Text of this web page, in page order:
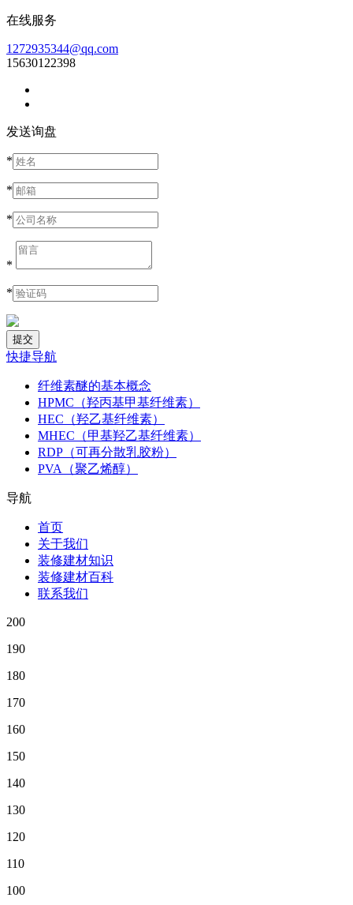
在线服务
1272935344@qq.com
15630122398
发送询盘
*
*
*
*
*
快捷导航
纤维素醚的基本概念
HPMC（羟丙基甲基纤维素）
HEC（羟乙基纤维素）
MHEC（甲基羟乙基纤维素）
RDP（可再分散乳胶粉）
PVA（聚乙烯醇）
导航
首页
关于我们
装修建材知识
装修建材百科
联系我们
200
190
180
170
160
150
140
130
120
110
100